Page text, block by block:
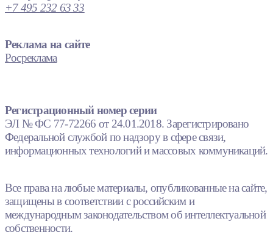
+7 495 232 63 33
Реклама на сайте
Росреклама
Регистрационный номер серии
ЭЛ № ФС 77-72266 от 24.01.2018. Зарегистрировано
Федеральной службой по надзору в сфере связи,
информационных технологий и массовых коммуникаций.
Все права на любые материалы, опубликованные на сайте,
защищены в соответствии с российским и
международным законодательством об интеллектуальной
собственности.